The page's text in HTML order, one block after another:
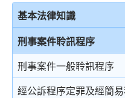
基本法律知識
法治
香港法律來源
刑事訴訟及民事訴訟
刑事案件聆訊程序
刑事案件一般聆訊程序
經公訴程序定罪及經簡